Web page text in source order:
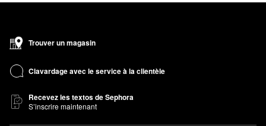
Trouver un magasin
Clavardage avec le service à la clientèle
Recevez les textos de Sephora
S’inscrire maintenant